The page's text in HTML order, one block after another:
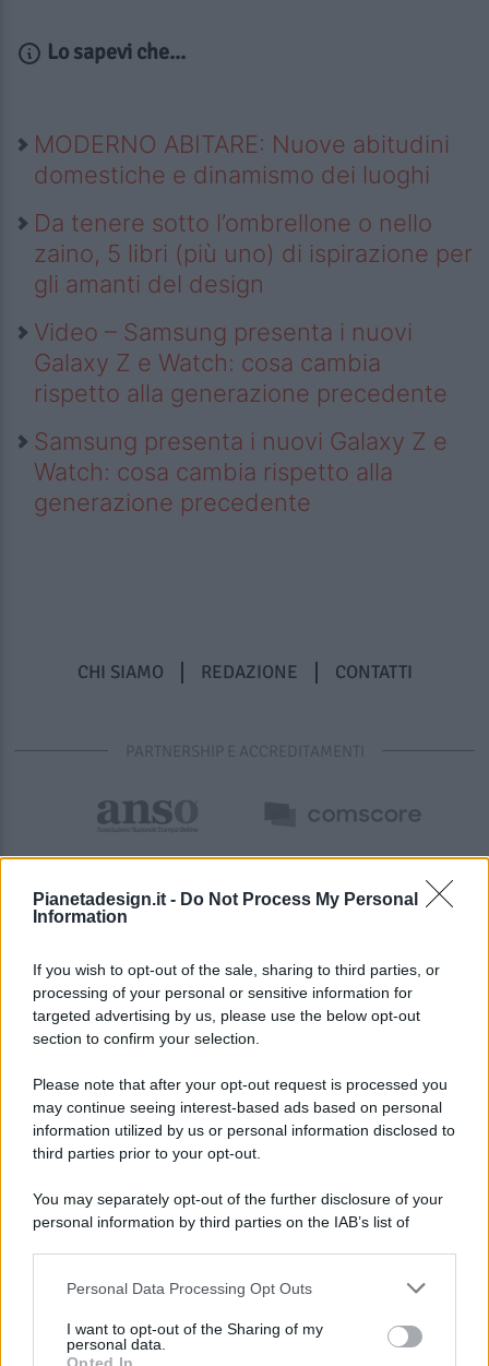
Pianetadesign.it - Do Not Process My Personal
Information
If you wish to opt-out of the sale, sharing to third parties, or
processing of your personal or sensitive information for
targeted advertising by us, please use the below opt-out
section to confirm your selection.
Please note that after your opt-out request is processed you
may continue seeing interest-based ads based on personal
information utilized by us or personal information disclosed to
third parties prior to your opt-out.
You may separately opt-out of the further disclosure of your
personal information by third parties on the IAB’s list of
This information may also be disclosed by us to third parties
disclose it to other third parties.
Personal Data Processing Opt Outs
I want to opt-out of the Sharing of my
personal data.
Lo sapevi che...
MODERNO ABITARE: Nuove abitudini
domestiche e dinamismo dei luoghi
Da tenere sotto l’ombrellone o nello
zaino, 5 libri (più uno) di ispirazione per
gli amanti del design
Video – Samsung presenta i nuovi
Galaxy Z e Watch: cosa cambia
rispetto alla generazione precedente
Samsung presenta i nuovi Galaxy Z e
Watch: cosa cambia rispetto alla
generazione precedente
CHI SIAMO REDAZIONE CONTATTI
PARTNERSHIP E ACCREDITAMENTI
© 2026 - Pianeta Design - P.IVA 04827280654 - Testata
Registrata Al Tribunale Di Nocera Inferiore N. 8/2020 - RG N.
ISCRIZIONE AL ROC N. 35792 – ISCRITTA ALL’ANSO
(ASSOCIAZIONE NAZIONALE STAMPA ONLINE)
PREFERENZE PRIVACY